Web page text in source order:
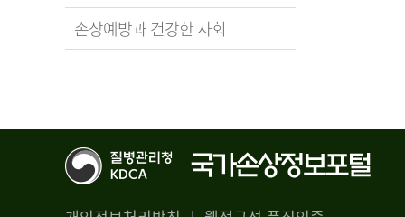
손상예방과 건강한 사회